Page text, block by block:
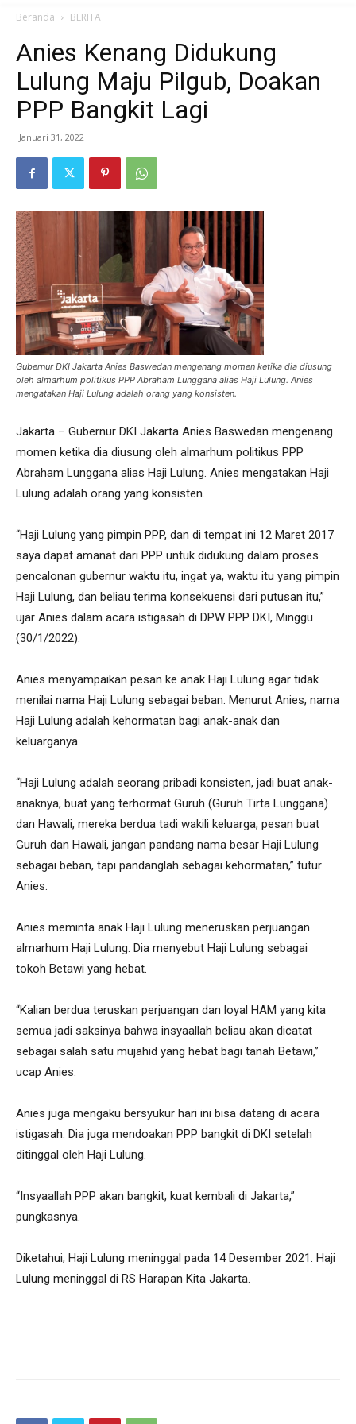
Beranda BERITA
Anies Kenang Didukung
Lulung Maju Pilgub, Doakan
PPP Bangkit Lagi
Januari 31, 2022
Gubernur DKI Jakarta Anies Baswedan mengenang momen ketika dia diusung
oleh almarhum politikus PPP Abraham Lunggana alias Haji Lulung. Anies
mengatakan Haji Lulung adalah orang yang konsisten.
Jakarta – Gubernur DKI Jakarta Anies Baswedan mengenang
momen ketika dia diusung oleh almarhum politikus PPP
Abraham Lunggana alias Haji Lulung. Anies mengatakan Haji
Lulung adalah orang yang konsisten.
“Haji Lulung yang pimpin PPP, dan di tempat ini 12 Maret 2017
saya dapat amanat dari PPP untuk didukung dalam proses
pencalonan gubernur waktu itu, ingat ya, waktu itu yang pimpin
Haji Lulung, dan beliau terima konsekuensi dari putusan itu,”
ujar Anies dalam acara istigasah di DPW PPP DKI, Minggu
(30/1/2022).
Anies menyampaikan pesan ke anak Haji Lulung agar tidak
menilai nama Haji Lulung sebagai beban. Menurut Anies, nama
Haji Lulung adalah kehormatan bagi anak-anak dan
keluarganya.
“Haji Lulung adalah seorang pribadi konsisten, jadi buat anak-
anaknya, buat yang terhormat Guruh (Guruh Tirta Lunggana)
dan Hawali, mereka berdua tadi wakili keluarga, pesan buat
Guruh dan Hawali, jangan pandang nama besar Haji Lulung
sebagai beban, tapi pandanglah sebagai kehormatan,” tutur
Anies.
Anies meminta anak Haji Lulung meneruskan perjuangan
almarhum Haji Lulung. Dia menyebut Haji Lulung sebagai
tokoh Betawi yang hebat.
“Kalian berdua teruskan perjuangan dan loyal HAM yang kita
semua jadi saksinya bahwa insyaallah beliau akan dicatat
sebagai salah satu mujahid yang hebat bagi tanah Betawi,”
ucap Anies.
Anies juga mengaku bersyukur hari ini bisa datang di acara
istigasah. Dia juga mendoakan PPP bangkit di DKI setelah
ditinggal oleh Haji Lulung.
“Insyaallah PPP akan bangkit, kuat kembali di Jakarta,”
pungkasnya.
Diketahui, Haji Lulung meninggal pada 14 Desember 2021. Haji
Lulung meninggal di RS Harapan Kita Jakarta.